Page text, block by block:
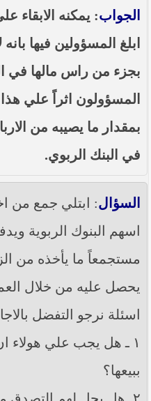
الجواب: يمكنه الابقاء
ابلغ المسؤولين فيها
بجزء من راس مالها في
المسؤولون اثراً علي
بمقدار ما يصيبه من
في البنك الربوي.
السؤال: ابتلي جمع من
اسهم البنوك الربوية
مستجمعاً ما يأخذه من
يحصل عليه من خلال
اسئلة نرجو التفضل
١ ـ هل يجب علي هولاء
ببيعها؟